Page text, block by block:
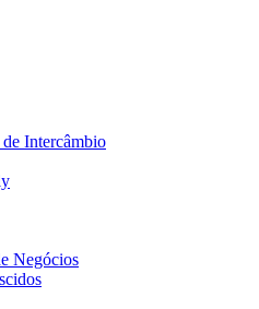
de Intercâmbio
Negócios